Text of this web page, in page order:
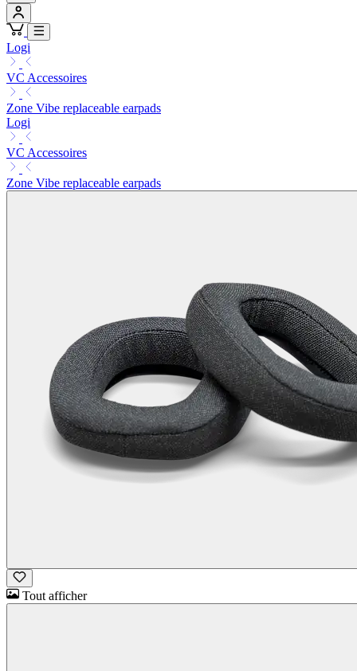
Logi
VC Accessoires
Zone Vibe replaceable earpads
Logi
VC Accessoires
Zone Vibe replaceable earpads
Tout afficher